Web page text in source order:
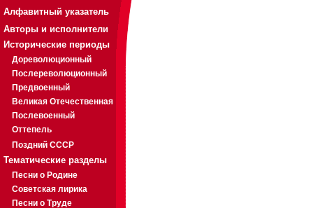
Алфавитный указатель
Авторы и исполнители
Исторические периоды
Дореволюционный
Послереволюционный
Предвоенный
Великая Отечественная
Послевоенный
Оттепель
Поздний СССР
Тематические разделы
Песни о Родине
Советская лирика
Песни о Труде